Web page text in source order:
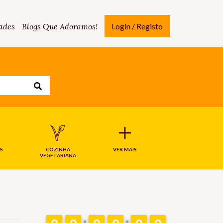
Blogs Que Adoramos! Login / Registo
COZINHA
VEGETARIANA
VER MAIS